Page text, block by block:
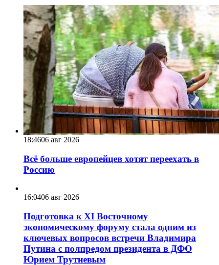
18:4606 авг 2026
Всё больше европейцев хотят переехать в
Россию
16:0406 авг 2026
Подготовка к XI Восточному
экономическому форуму стала одним из
ключевых вопросов встречи Владимира
Путина с полпредом президента в ДФО
Юрием Трутневым